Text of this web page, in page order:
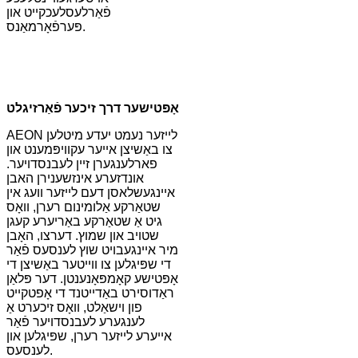
פֿאַרלעסלעכקייט און
פּערפֿאָרמאַנס.
אָפּטישער דרך זיכער פֿאַרזיגלט
AEON לייזער נעמט יעדע מיטלען
צו באַשיצן אייער עקוויפּמענט און
פארלענגערן זיין לעבנסדויער.
אונדזערע אינזשענירן האבן
איינגעשלאסן דעם לייזער וועג אין
שטאַרקע אַלומינום רערן, וואָס
גיט אַ שטאַרקע באַריערע קעגן
שטויב און שמוץ. דערצו, האָבן
מיר איינגעבויט שוץ לענסעס פֿאַר
די שפּיגלען צו ווייטער באַשיצן די
אָפּטישע קאָמפּאָנענטן. דער פּלאַן
ראַדוסירט באַדייטנד די אָפטקייט
פון וישאַלט, וואָס זיכערט אַ
לענגערע לעבנסדויער פֿאַר
אייערע לייזער רערן, שפּיגלען און
לענסעס.